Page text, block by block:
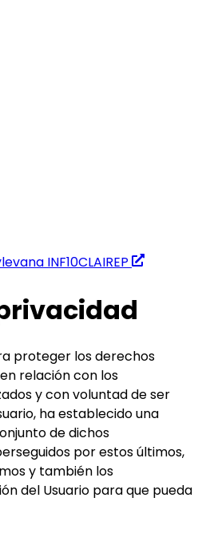
INF10CLAIREP
proteger los derechos
relación con los
y con voluntad de ser
ha establecido una
de dichos
por estos últimos,
y también los
del Usuario para que pueda